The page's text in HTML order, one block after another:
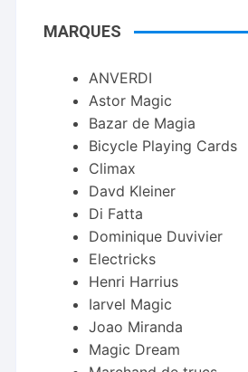
MARQUES
ANVERDI
Astor Magic
Bazar de Magia
Bicycle Playing Cards
Climax
Davd Kleiner
Di Fatta
Dominique Duvivier
Electricks
Henri Harrius
Iarvel Magic
Joao Miranda
Magic Dream